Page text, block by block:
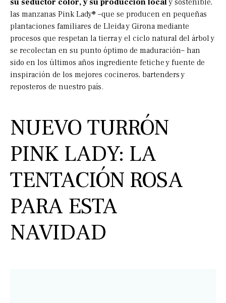
las manzanas Pink Lady® –que se producen en pequeñas
plantaciones familiares de Lleida y Girona mediante
procesos que respetan la tierra y el ciclo natural del árbol y
se recolectan en su punto óptimo de maduración– han
sido en los últimos años ingrediente fetiche y fuente de
inspiración de los mejores cocineros, bartenders y
reposteros de nuestro país.
NUEVO TURRÓN
PINK LADY: LA
TENTACIÓN ROSA
PARA ESTA
NAVIDAD